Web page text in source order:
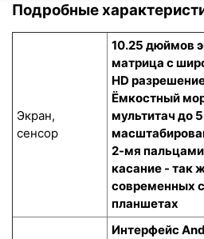
Подробные
Экран,
сенсор
10.25 дюймов
матрица с
HD
Ёмкостный
мультитач до
2-мя
касание - так
современных
планшетах
Интерфейс